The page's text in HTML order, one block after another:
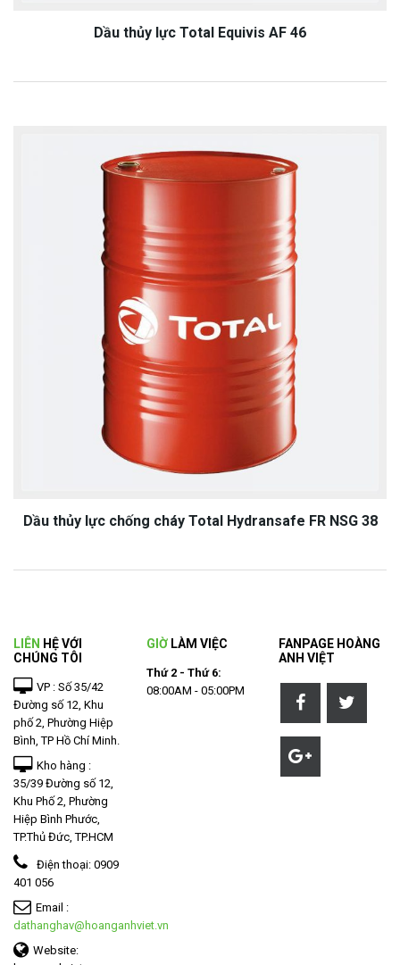
Dầu thủy lực Total Equivis AF 46
Dầu thủy lực chống cháy Total Hydransafe FR NSG 38
LIÊN HỆ VỚI
CHÚNG TÔI
VP : Số 35/42
Đường số 12, Khu
phố 2, Phường Hiệp
Bình, TP Hồ Chí Minh.
Kho hàng :
35/39 Đường số 12,
Khu Phố 2, Phường
Hiệp Bình Phước,
TP.Thủ Đức, TP.HCM
Điện thoại: 0909
401 056
Email :
dathanghav@hoanganhviet.vn
Website:
GIỜ LÀM VIỆC
Thứ 2 - Thứ 6:
08:00AM - 05:00PM
FANPAGE HOÀNG
ANH VIỆT